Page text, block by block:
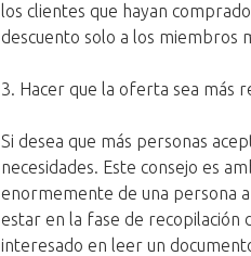
los clientes que hayan
descuento solo a los miembros
3. Hacer que la oferta sea más
Si desea que más personas
necesidades. Este consejo es
enormemente de una persona
estar en la fase de recopilación
interesado en leer un